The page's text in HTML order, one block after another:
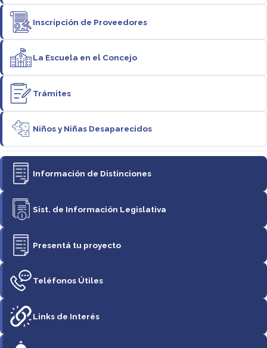
Inscripción de Proveedores
La Escuela en el Concejo
Trámites
Niños y Niñas Desaparecidos
Información de Distinciones
Sist. de Información Legislativa
Presentá tu proyecto
Teléfonos Útiles
Links de Interés